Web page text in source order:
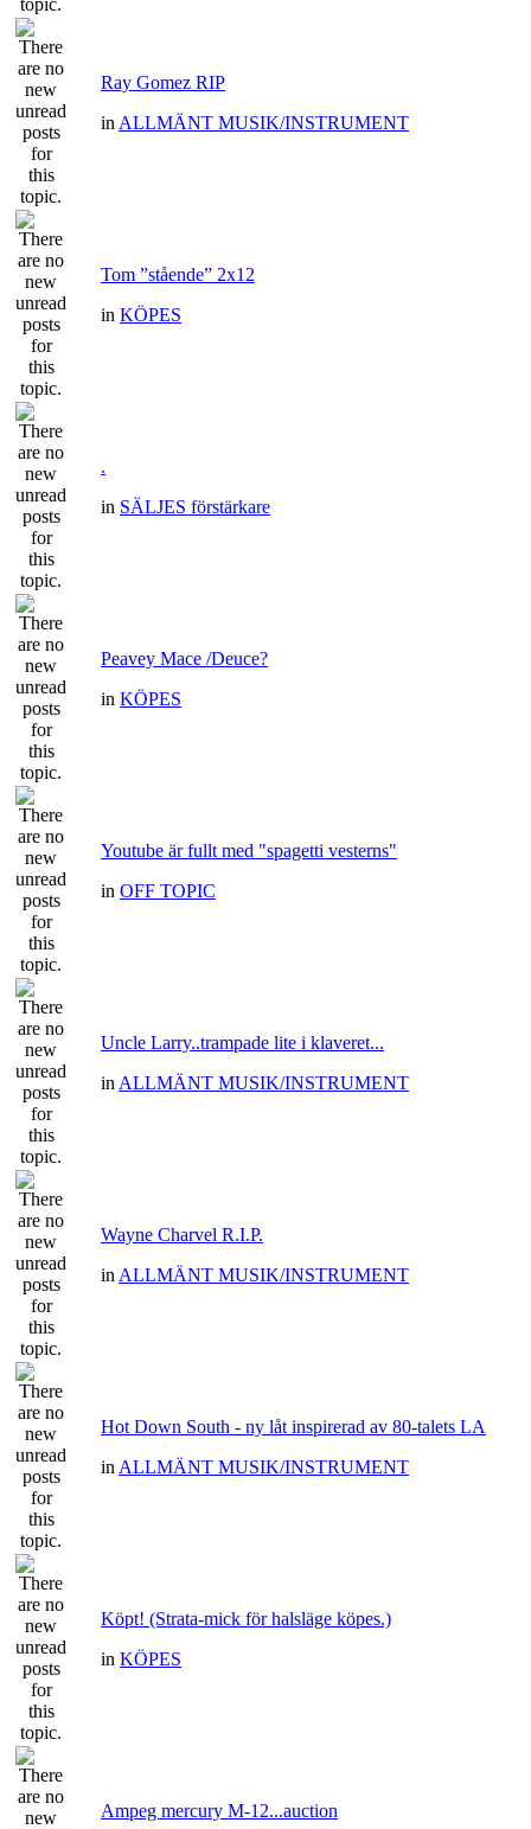
Ray Gomez RIP
in ALLMÄNT MUSIK/INSTRUMENT
Tom ”stående” 2x12
in KÖPES
.
in SÄLJES förstärkare
Peavey Mace /Deuce?
in KÖPES
Youtube är fullt med "spagetti vesterns"
in OFF TOPIC
Uncle Larry..trampade lite i klaveret...
in ALLMÄNT MUSIK/INSTRUMENT
Wayne Charvel R.I.P.
in ALLMÄNT MUSIK/INSTRUMENT
Hot Down South - ny låt inspirerad av 80-talets LA
in ALLMÄNT MUSIK/INSTRUMENT
Köpt! (Strata-mick för halsläge köpes.)
in KÖPES
Ampeg mercury M-12...auction